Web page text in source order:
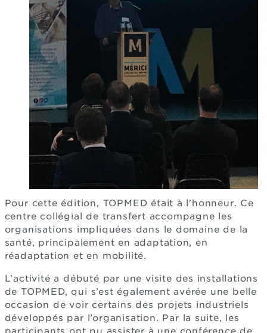
Pour cette édition, TOPMED était à l'honneur. Ce
centre collégial de transfert accompagne les
organisations impliquées dans le domaine de la
santé, principalement en adaptation, en
réadaptation et en mobilité.
L’activité a débuté par une visite des installations
de TOPMED, qui s’est également avérée une belle
occasion de voir certains des projets industriels
développés par l’organisation. Par la suite, les